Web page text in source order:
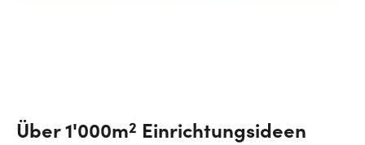
Über 1'000m2 Einrichtungsideen